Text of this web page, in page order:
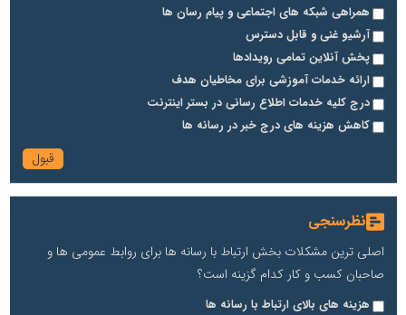
همراهی شبکه های اجتماعی و پیام رسان ها
آرشیو غنی و قابل دسترس
پخش آنلاین تمامی رویدادها
ارائه خدمات آموزشی برای مخاطیان هدف
درج کلیه خدمات اطلاع رسانی در بستر اینترنت
کاهش هزینه های درج خبر در رسانه ها
نظرسنجی
اصلی ترین مشکلات بخش ارتباط با رسانه ها برای روابط عمومی ها و
صاحبان کسب و کار کدام گزینه است؟
هزینه های بالای ارتباط با رسانه ها